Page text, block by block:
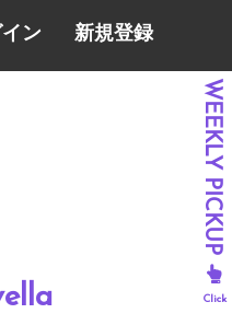
ン 新規登録